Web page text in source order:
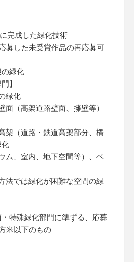
完成した緑化技術
募した未受賞作品の再応募可
緑化
】
緑化
面（高架道路壁面、擁壁等）
架（道路・鉄道高架部分、橋
化
ム、室内、地下空間等）、ベ
法では緑化が困難な空間の緑
特殊緑化部門に準ずる、応募
米以下のもの